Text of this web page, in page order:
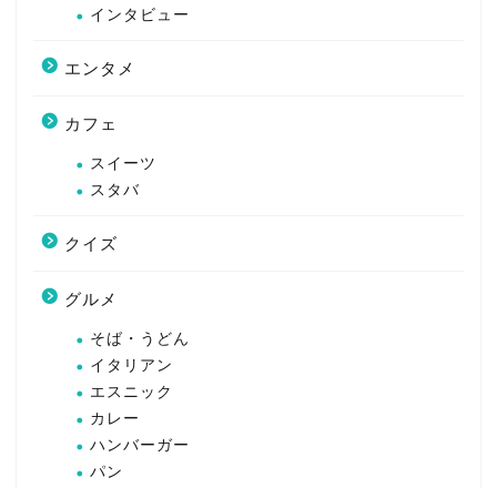
インタビュー
エンタメ
カフェ
スイーツ
スタバ
クイズ
グルメ
そば・うどん
イタリアン
エスニック
カレー
ハンバーガー
パン